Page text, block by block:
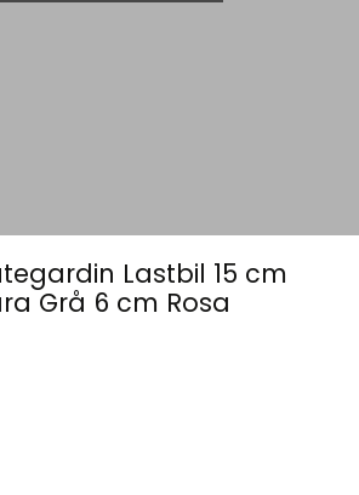
Lastbil 15 cm
Grå 6 cm Rosa